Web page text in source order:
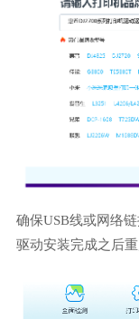
确保USB线或网络
驱动安装完成之后